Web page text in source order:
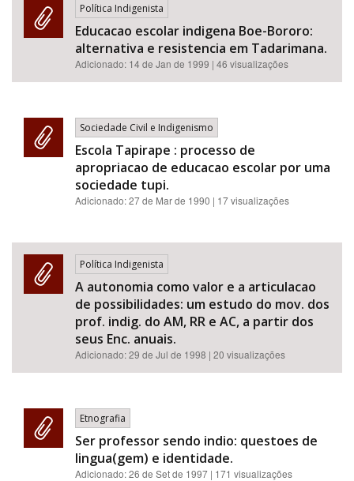
Política Indigenista
Educacao escolar indigena Boe-Bororo:
alternativa e resistencia em Tadarimana.
Adicionado: 14 de Jan de 1999 | 46 visualizações
Sociedade Civil e Indigenismo
Escola Tapirape : processo de
apropriacao de educacao escolar por uma
sociedade tupi.
Adicionado:27 de Mar de 1990 | 17 visualizações
Política Indigenista
A autonomia como valor e a articulacao
de possibilidades: um estudo do mov. dos
prof. indig. do AM, RR e AC, a partir dos
seus Enc. anuais.
Adicionado:29 de Jul de 1998 | 20 visualizações
Etnografia
Ser professor sendo indio: questoes de
lingua(gem) e identidade.
Adicionado:26 de Set de 1997 | 171 visualizações